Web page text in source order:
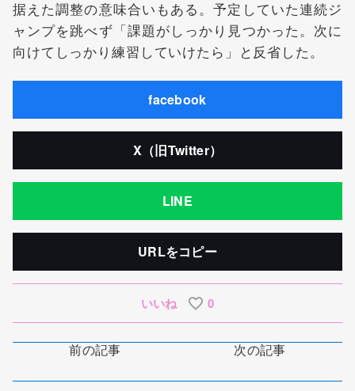
据えた調整の意味合いもある。予定していた連続ジ
ャンプを跳べず「課題がしっかり見つかった。次に
向けてしっかり練習していけたら」と反省した。
facebook
X（旧Twitter）
LINE
URLをコピー
いいね 0
前の記事 次の記事